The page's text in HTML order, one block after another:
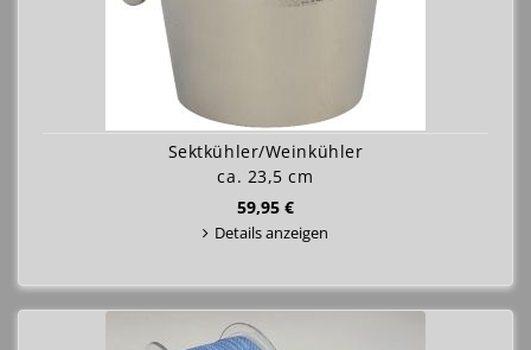
Sektkühler/Weinkühler
ca. 23,5 cm
59,95 €
Details anzeigen